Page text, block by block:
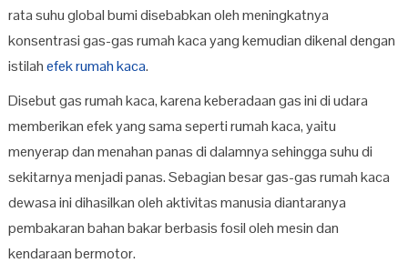
rata suhu global bumi disebabkan oleh meningkatnya
konsentrasi gas-gas rumah kaca yang kemudian dikenal dengan
istilahefek rumah kaca.
Disebut gas rumah kaca, karena keberadaan gas ini di udara
memberikan efek yang sama seperti rumah kaca, yaitu
menyerap dan menahan panas di dalamnya sehingga suhu di
sekitarnya menjadi panas. Sebagian besar gas-gas rumah kaca
dewasa ini dihasilkan oleh aktivitas manusia diantaranya
pembakaran bahan bakar berbasis fosil oleh mesin dan
kendaraan bermotor.